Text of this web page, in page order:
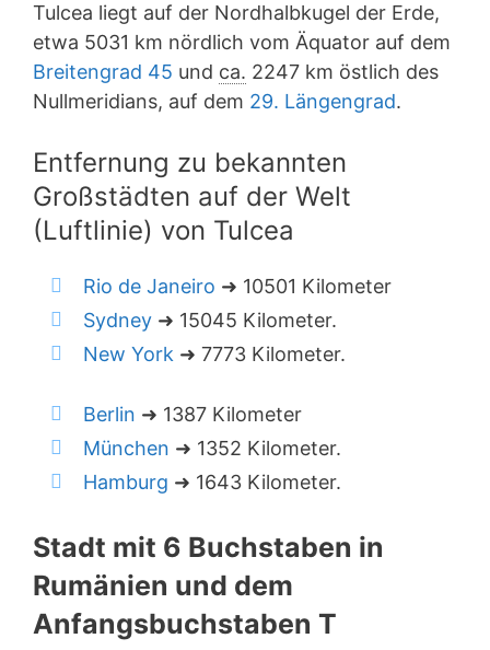
Tulcea liegt auf der Nordhalbkugel der Erde,
etwa 5031 km nördlich vom Äquator auf dem
Breitengrad 45 und ca. 2247 km östlich des
Nullmeridians, auf dem 29. Längengrad.
Entfernung zu bekannten
Großstädten auf der Welt
(Luftlinie) von Tulcea
Rio de Janeiro ➜ 10501 Kilometer
Sydney ➜ 15045 Kilometer.
New York ➜ 7773 Kilometer.
Berlin ➜ 1387 Kilometer
München ➜ 1352 Kilometer.
Hamburg ➜ 1643 Kilometer.
Stadt mit 6 Buchstaben in
Rumänien und dem
Anfangsbuchstaben T